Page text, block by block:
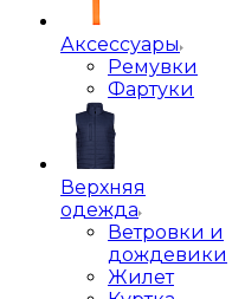
Аксессуары
Ремувки
Фартуки
Верхняя
одежда
Ветровки и
дождевики
Жилет